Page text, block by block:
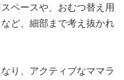
ペースや、おむつ替え用
ど、細部まで考え抜かれ
り、アクティブなママラ